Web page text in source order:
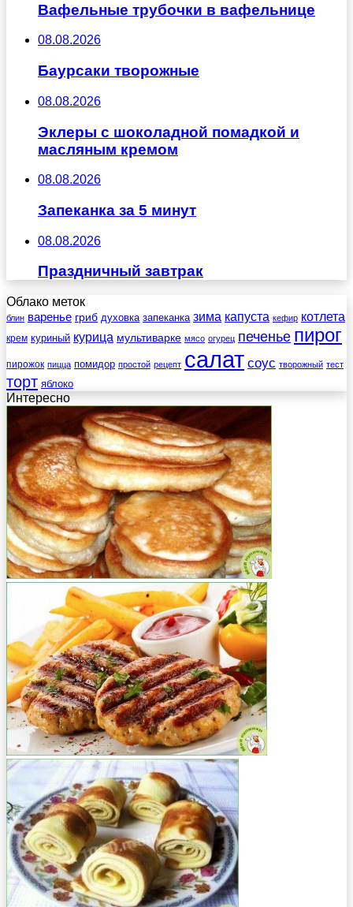
Вафельные трубочки в вафельнице
08.08.2026
Баурсаки творожные
08.08.2026
Эклеры с шоколадной помадкой и
масляным кремом
08.08.2026
Запеканка за 5 минут
08.08.2026
Праздничный завтрак
Облако меток
блин варенье гриб духовка запеканка зима капуста кефир котлета
крем куриный курица мультиварке мясо огурец печенье пирог
пирожок пицца помидор простой рецепт салат соус творожный тест
торт яблоко
Интересно